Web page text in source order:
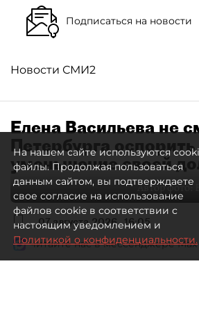
Подписаться на новости
Новости СМИ2
Елена Васильева не
Петербурга оспорить
уменьшение своей
Автор фото:
07 августа 2026 16:05
Читайте нас в мессенджере Max
На нашем сайте используются
файлы. Продолжая пользоваться
данным сайтом, вы подтверждаете
свое согласие на использование
файлов cookie в соответствии с
настоящим уведомлением и
Политикой о конфиденциальности.